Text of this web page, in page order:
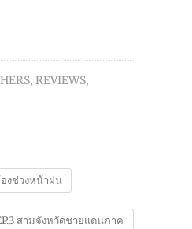
, REVIEWS,
งช่วงหน้าฝน
สามจังหวัดชายแดนภาค